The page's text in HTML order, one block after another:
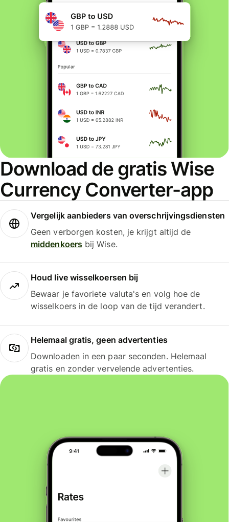
Download de gratis Wise
Currency Converter-app
Vergelijk aanbieders van overschrijvingsdiensten
Geen verborgen kosten, je krijgt altijd de
middenkoersbij Wise.
Houd live wisselkoersen bij
Bewaar je favoriete valuta's en volg hoe de
wisselkoers in de loop van de tijd verandert.
Helemaal gratis, geen advertenties
Downloaden in een paar seconden. Helemaal
gratis en zonder vervelende advertenties.